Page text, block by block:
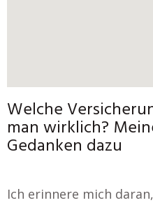
Welche
man wirklich?
Gedanken dazu
Ich erinnere mich